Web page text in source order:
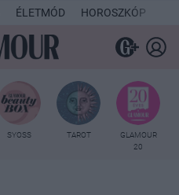
ÉLETMÓD HOROSZKÓP
SYOSS TAROT
GLAMOUR
20